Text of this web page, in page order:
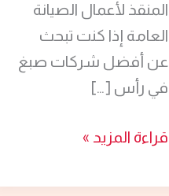
المنقذ لأعمال الصيانة
العامة إذا كنت تبحث
عن أفضل شركات صبغ
في رأس […]
قراءة المزيد »